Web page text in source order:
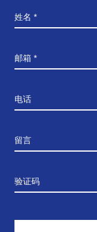
姓名 *
邮箱 *
电话
留言
验证码